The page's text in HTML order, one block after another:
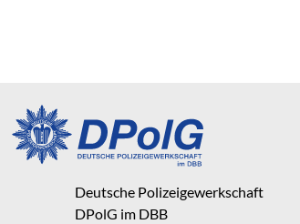
Deutsche Polizeigewerkschaft
DPolG im DBB